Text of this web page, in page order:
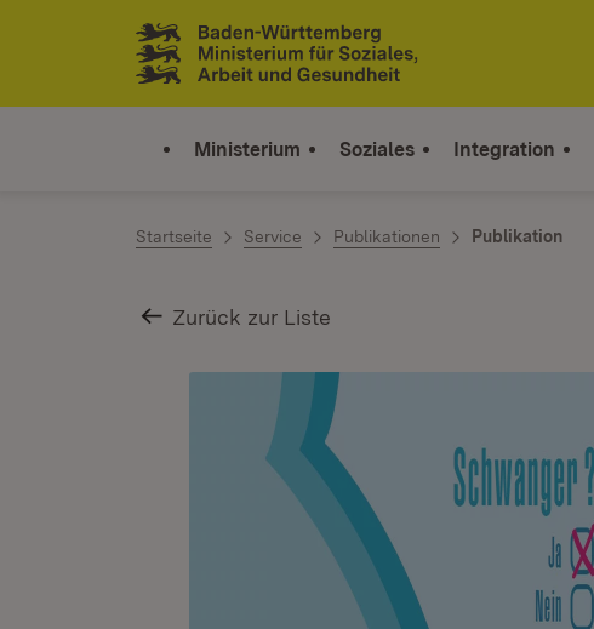
Zum Inhalt springen
Link zur Startseite
Ministerium Soziales Integration
Startseite Service Publikationen Publikation
Zurück zur Liste